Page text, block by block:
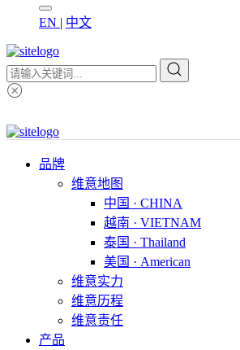
EN | 中文
品牌
维意地图
中国 · CHINA
越南 · VIETNAM
泰国 · Thailand
美国 · American
维意实力
维意历程
维意责任
产品